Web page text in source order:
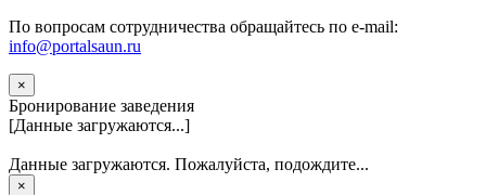
По вопросам сотрудничества обращайтесь по e-mail:
info@portalsaun.ru
×
Бронирование заведения
[Данные загружаются...]
Данные загружаются. Пожалуйста, подождите...
×